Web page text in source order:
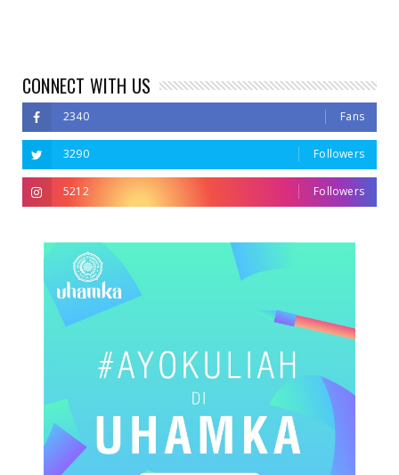
CONNECT WITH US
2340 Fans
3290 Followers
5212 Followers